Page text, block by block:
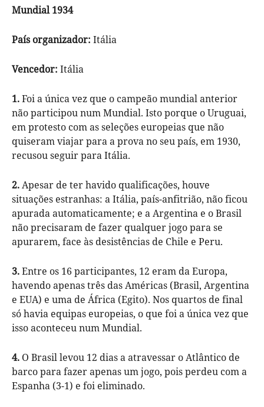
Mundial 1934
País organizador: Itália
Vencedor: Itália
1.Foi a única vez que o campeão mundial anterior
não participou num Mundial. Isto porque o Uruguai,
em protesto com as seleções europeias que não
quiseram viajar para a prova no seu país, em 1930,
recusou seguir para Itália.
2.Apesar de ter havido qualificações, houve
situações estranhas: a Itália, país-anfitrião, não ficou
apurada automaticamente; e a Argentina e o Brasil
não precisaram de fazer qualquer jogo para se
apurarem, face às desistências de Chile e Peru.
3.Entre os 16 participantes, 12 eram da Europa,
havendo apenas três das Américas (Brasil, Argentina
e EUA) e uma de África (Egito). Nos quartos de final
só havia equipas europeias, o que foi a única vez que
isso aconteceu num Mundial.
4. O Brasil levou 12 dias a atravessar o Atlântico de
barco para fazer apenas um jogo, pois perdeu com a
Espanha (3-1) e foi eliminado.